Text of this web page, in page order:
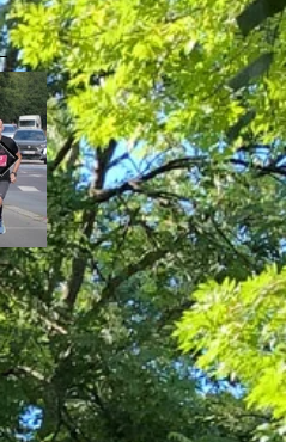
Fællesspisning i A-Huset: En
for alle